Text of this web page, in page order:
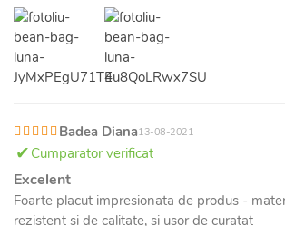
Badea Diana13-08-2021
Cumparator verificat
Excelent
Foarte placut impresionata de produs -
rezistent si de calitate, si usor de curatat